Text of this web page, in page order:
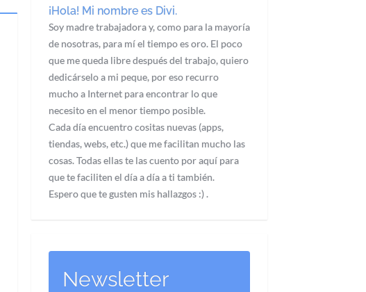
¡Hola! Mi nombre es Divi.
Soy madre trabajadora y, como para la mayoría
de nosotras, para mí el tiempo es oro. El poco
que me queda libre después del trabajo, quiero
dedicárselo a mi peque, por eso recurro
mucho a Internet para encontrar lo que
necesito en el menor tiempo posible.
Cada día encuentro cositas nuevas (apps,
tiendas, webs, etc.) que me facilitan mucho las
cosas. Todas ellas te las cuento por aquí para
que te faciliten el día a día a ti también.
Espero que te gusten mis hallazgos :) .
Newsletter